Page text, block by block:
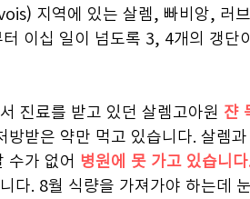
지역에 있는 살렘, 빠비앙, 러
이십 일이 넘도록 3, 4개의 갱단
진료를 받고 있던 살렘고아원 쟌
방받은 약만 먹고 있습니다. 살렘
수가 없어 병원에 못 가고 있습니
다. 8월 식량을 가져가야 하는데